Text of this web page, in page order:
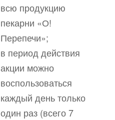
всю продукцию
пекарни «О!
Перепечи»;
в период действия
акции можно
воспользоваться
каждый день только
один раз (всего 7